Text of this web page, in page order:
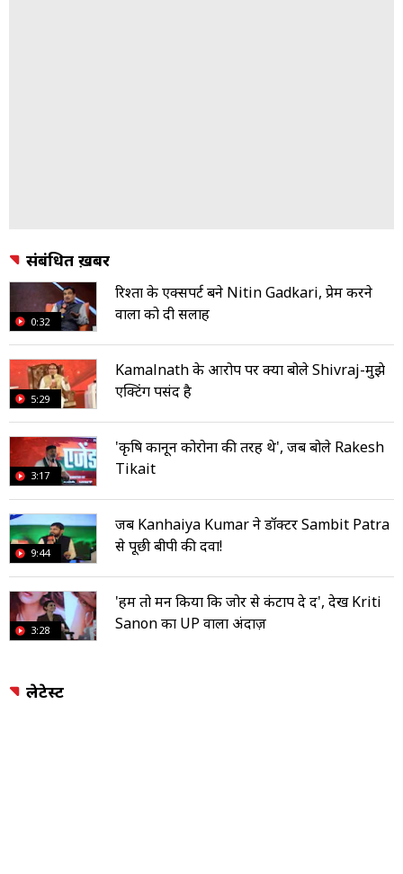
संबंधित ख़बरें
0:32
रिश्तों के एक्सपर्ट बने Nitin Gadkari, प्रेम करने
वालों को दी सलाह
5:29
Kamalnath के आरोप पर क्यों बोले Shivraj-मुझे
एक्टिंग पसंद है
3:17
'कृषि कानून कोरोना की तरह थे', जब बोले Rakesh
Tikait
9:44
जब Kanhaiya Kumar ने डॉक्टर Sambit Patra
से पूछी बीपी की दवा!
3:28
'हमें तो मन किया कि जोर से कंटाप दे दें', देखें Kriti
Sanon का UP वाला अंदाज़
लेटेस्ट